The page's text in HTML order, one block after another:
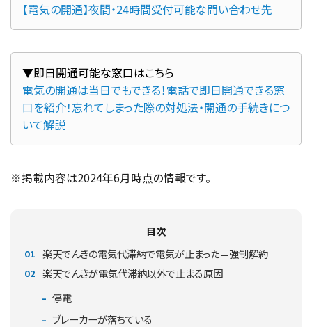
【電気の開通】夜間・24時間受付可能な問い合わせ先
電気の開通は当日でもできる！電話で即日開通できる窓
口を紹介！忘れてしまった際の対処法・開通の手続きにつ
いて解説
※掲載内容は2024年6月時点の情報です。
目次
楽天でんきの電気代滞納で電気が止まった＝強制解約
楽天でんきが電気代滞納以外で止まる原因
停電
ブレーカーが落ちている